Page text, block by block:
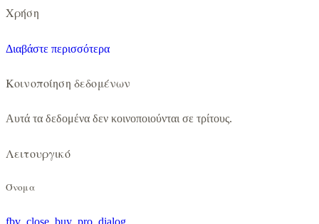
Χρήση
Διαβάστε περισσότερα
Κοινοποίηση δεδομένων
Αυτά τα δεδομένα δεν κοινοποιούνται σε τρίτους.
Λειτουργικό
Όνομα
fbv_close_buy_pro_dialog